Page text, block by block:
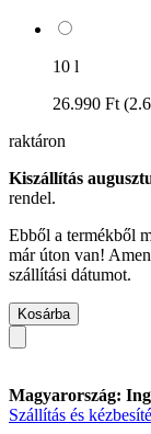
10 l
26.990 Ft
raktáron
Kiszállítás
rendel.
Ebből a termékből
már úton van!
szállítási dátumot.
Kosárba
Magyarország:
Szállítás és